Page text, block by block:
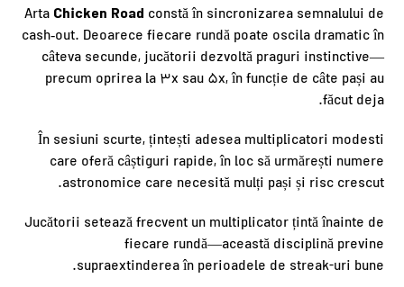
Arta Chicken Road constă în sincronizarea semnalului de
cash‑out. Deoarece fiecare rundă poate oscila dramatic în
câteva secunde, jucătorii dezvoltă praguri instinctive—
precum oprirea la 3x sau 5x, în funcție de câte pași au
făcut deja.
În sesiuni scurte, țintești adesea multiplicatori modesti
care oferă câștiguri rapide, în loc să urmărești numere
astronomice care necesită mulți pași și risc crescut.
Jucătorii setează frecvent un multiplicator țintă înainte de
fiecare rundă—această disciplină previne
supraextinderea în perioadele de streak-uri bune.